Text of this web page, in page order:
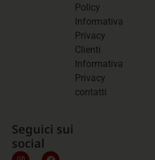
Policy
Informativa
Privacy
Clienti
Informativa
Privacy
contatti
Seguici sui
social